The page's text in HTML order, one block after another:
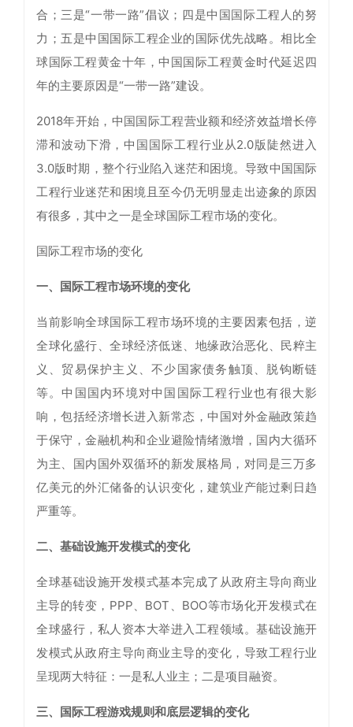
合；三是“一带一路”倡议；四是中国国际工程人的努
力；五是中国国际工程企业的国际优先战略。相比全
球国际工程黄金十年，中国国际工程黄金时代延迟四
年的主要原因是“一带一路”建设。
2018年开始，中国国际工程营业额和经济效益增长停
滞和波动下滑，中国国际工程行业从2.0版陡然进入
3.0版时期，整个行业陷入迷茫和困境。导致中国国际
工程行业迷茫和困境且至今仍无明显走出迹象的原因
有很多，其中之一是全球国际工程市场的变化。
国际工程市场的变化
一、国际工程市场环境的变化
当前影响全球国际工程市场环境的主要因素包括，逆
全球化盛行、全球经济低迷、地缘政治恶化、民粹主
义、贸易保护主义、不少国家债务触顶、脱钩断链
等。中国国内环境对中国国际工程行业也有很大影
响，包括经济增长进入新常态，中国对外金融政策趋
于保守，金融机构和企业避险情绪激增，国内大循环
为主、国内国外双循环的新发展格局，对同是三万多
亿美元的外汇储备的认识变化，建筑业产能过剩日趋
严重等。
二、基础设施开发模式的变化
全球基础设施开发模式基本完成了从政府主导向商业
主导的转变，PPP、BOT、BOO等市场化开发模式在
全球盛行，私人资本大举进入工程领域。基础设施开
发模式从政府主导向商业主导的变化，导致工程行业
呈现两大特征：一是私人业主；二是项目融资。
三、国际工程游戏规则和底层逻辑的变化